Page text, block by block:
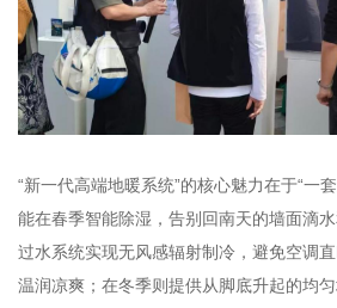
“新一代高端地暖系统”的核心魅力在于“一
能在春季智能除湿，告别回南天的墙面滴
过水系统实现无风感辐射制冷，避免空调
温润凉爽；在冬季则提供从脚底升起的均匀